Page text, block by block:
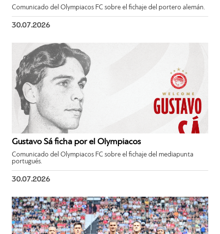
Comunicado del Olympiacos FC sobre el fichaje del portero alemán.
30.07.2026
Gustavo Sá ficha por el Olympiacos
Comunicado del Olympiacos FC sobre el fichaje del mediapunta
portugués.
30.07.2026